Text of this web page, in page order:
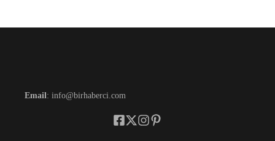
Email: info@birhaberci.com